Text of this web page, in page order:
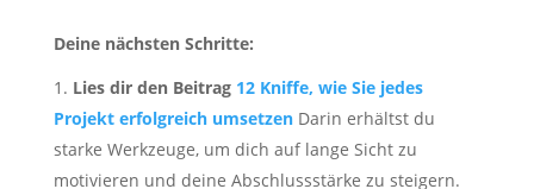
Deine nächsten Schritte:
Lies dir den Beitrag 12 Kniffe, wie Sie jedes
Projekt erfolgreich umsetzenDarin erhältst du
starke Werkzeuge, um dich auf lange Sicht zu
motivieren und deine Abschlussstärke zu steigern.